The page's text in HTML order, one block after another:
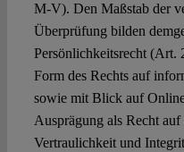
M-V). Den Maßstab der
Überprüfung bilden
Persönlichkeitsrecht
Form des Rechts auf
sowie mit Blick auf
Ausprägung als Recht
Vertraulichkeit und